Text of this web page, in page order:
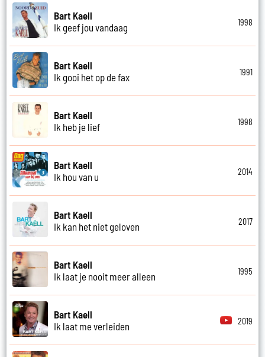
Bart Kaell
Ik geef jou vandaag
1998
Bart Kaell
Ik gooi het op de fax
1991
Bart Kaell
Ik heb je lief
1998
Bart Kaell
Ik hou van u
2014
Bart Kaell
Ik kan het niet geloven
2017
Bart Kaell
Ik laat je nooit meer alleen
1995
Bart Kaell
Ik laat me verleiden
2019